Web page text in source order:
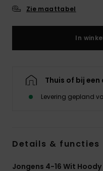
Zie maattabel
In
Thuis of bij
Levering gepland
Details & functies
Jongens 4-16 Wit